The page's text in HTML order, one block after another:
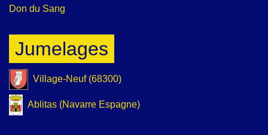
Don du Sang
Jumelages
Village-Neuf (68300)
Ablitas (Navarre Espagne)